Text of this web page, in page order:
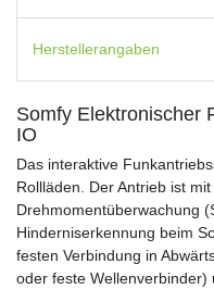
Herstellerangaben
Somfy Elektronischer
IO
Das interaktive
Rollläden. Der Antrieb ist
Drehmomentüberwachung
Hinderniserkennung beim
festen Verbindung in
oder feste